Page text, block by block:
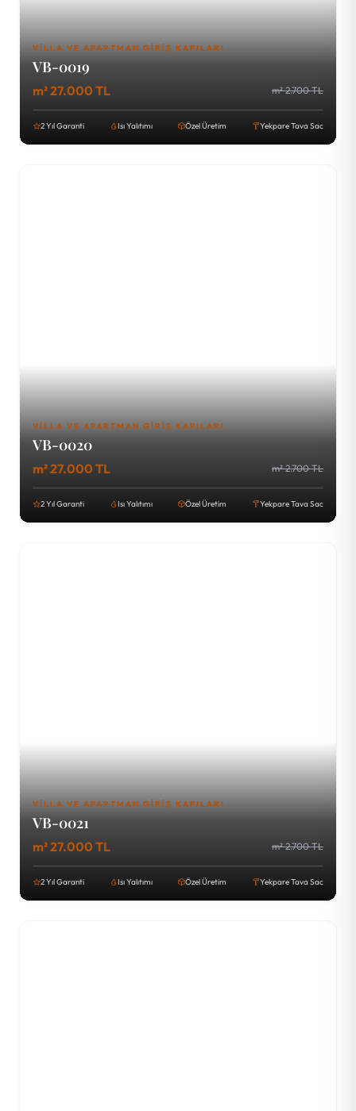
VILLA VE APARTMAN GIRIŞ KAPILARI
VB-0019
m² 27.000 TL m² 2.700 TL
2 Yıl Garanti Isı Yalıtımı Özel Üretim Yekpare Tava Sac
VILLA VE APARTMAN GIRIŞ KAPILARI
VB-0020
m² 27.000 TL m² 2.700 TL
2 Yıl Garanti Isı Yalıtımı Özel Üretim Yekpare Tava Sac
VILLA VE APARTMAN GIRIŞ KAPILARI
VB-0021
m² 27.000 TL m² 2.700 TL
2 Yıl Garanti Isı Yalıtımı Özel Üretim Yekpare Tava Sac